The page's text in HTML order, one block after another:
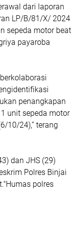
dari laporan
LP/B/81/X/ 2024
sepeda motor beat
payaroba
penangkapan
unit sepeda motor
10/24),” terang
dan JHS (29)
Polres Binjai
polres